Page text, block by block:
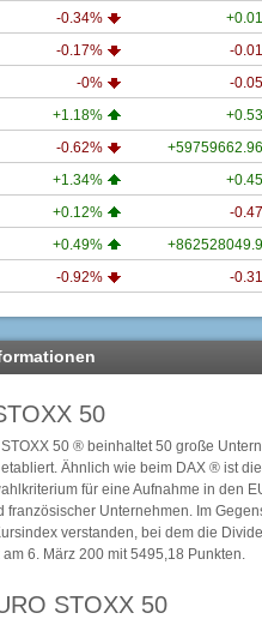
-0.34%
-0.17%
-
-0%
-
+1.18%
-0.62%
+1.34%
+0.12%
-
+0.49%
-0.92% -
50
50 ® beinhaltet 50 große
Ähnlich wie beim DAX ® ist
für eine Aufnahme in den
französischer Unternehmen. Im
verstanden, bei dem die
6. März 200 mit 5495,18 Punkten.
STOXX 50